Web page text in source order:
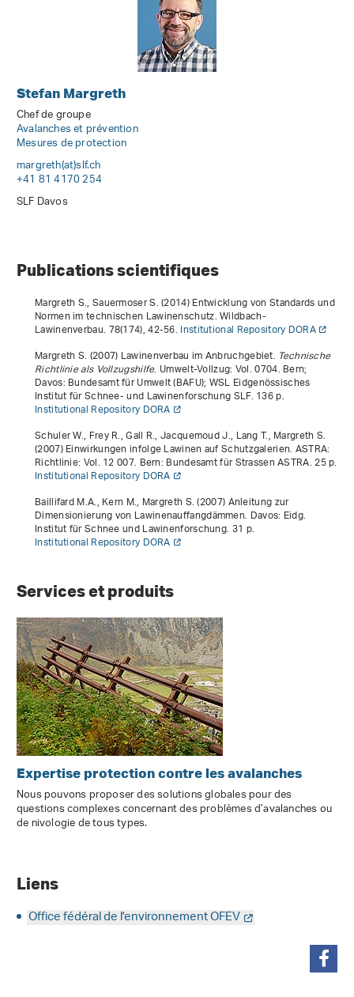
Stefan Margreth
Chef de groupe
Avalanches et prévention
Mesures de protection
margreth(at)slf.ch
+41 81 4170 254
SLF Davos
Publications scientifiques
Margreth S., Sauermoser S. (2014) Entwicklung von Standards und
Normen im technischen Lawinenschutz. Wildbach-
Lawinenverbau.78(174), 42-56.Institutional Repository DORA
Margreth S. (2007)Lawinenverbau im Anbruchgebiet. Technische
Richtlinie als Vollzugshilfe. Umwelt-Vollzug: Vol. 0704. Bern;
Davos: Bundesamt für Umwelt (BAFU); WSL Eidgenössisches
Institut für Schnee- und Lawinenforschung SLF. 136 p.
Institutional Repository DORA
Schuler W., Frey R., Gall R., Jacquemoud J., Lang T., Margreth S.
(2007)Einwirkungen infolge Lawinen auf Schutzgalerien. ASTRA:
Richtlinie: Vol. 12 007. Bern: Bundesamt für Strassen ASTRA. 25 p.
Institutional Repository DORA
Baillifard M.A., Kern M., Margreth S. (2007)Anleitung zur
Dimensionierung von Lawinenauffangdämmen. Davos: Eidg.
Institut für Schnee und Lawinenforschung. 31 p.
Institutional Repository DORA
Services et produits
Expertise protection contre les avalanches
Nous pouvons proposer des solutions globales pour des
questions complexes concernant des problèmes d’avalanches ou
de nivologie de tous types.
Liens
Office fédéral de l'environnement OFEV